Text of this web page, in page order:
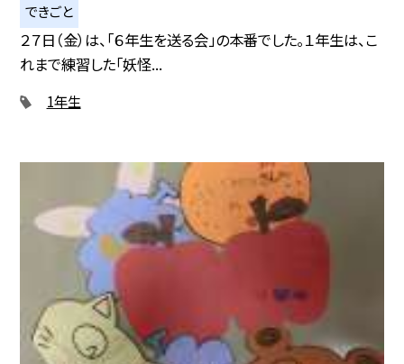
できごと
２７日（金）は、「６年生を送る会」の本番でした。１年生は、こ
れまで練習した「妖怪...
1年生